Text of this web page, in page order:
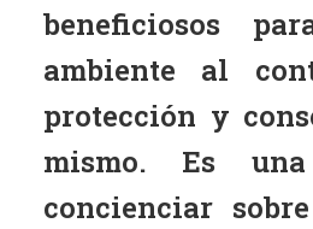
beneficiosos
ambiente al
protección y
mismo. Es
concienciar